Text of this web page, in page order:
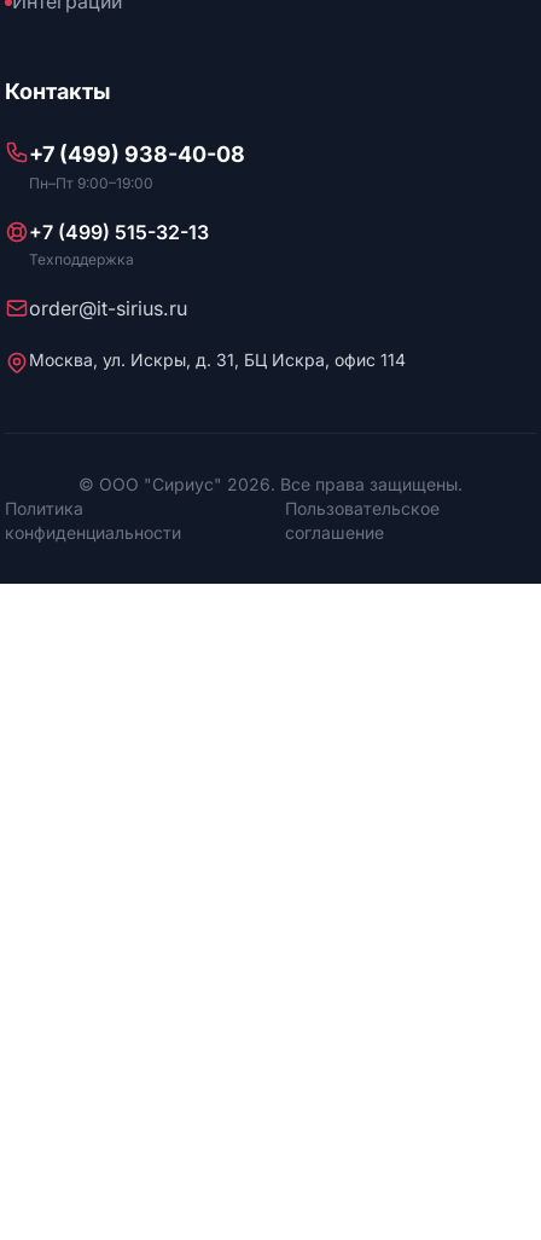
Контакты
+7 (499) 938-40-08
Пн–Пт 9:00–19:00
+7 (499) 515-32-13
Техподдержка
order@it-sirius.ru
Москва, ул. Искры, д. 31, БЦ Искра, офис 114
© ООО "Сириус" 2026. Все права защищены.
Политика
конфиденциальности
Пользовательское
соглашение